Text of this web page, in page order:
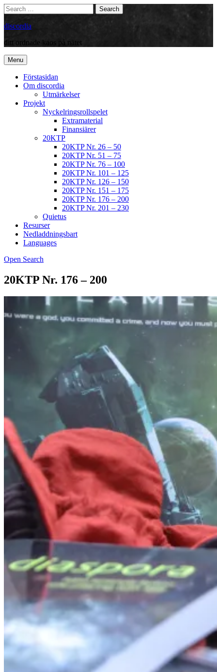
Skip
to
content
Search
Search
for:
discordia
ditt ordnade kaos på nätet
Menu
Förstasidan
Om discordia
Utmärkelser
Projekt
Nyckelringsrollspelet
Extramaterial
Finansiärer
20KTP
20KTP Nr. 26 – 50
20KTP Nr. 51 – 75
20KTP Nr. 76 – 100
20KTP Nr. 101 – 125
20KTP Nr. 126 – 150
20KTP Nr. 151 – 175
20KTP Nr. 176 – 200
20KTP Nr. 201 – 230
Quietus
Resurser
Nedladdningsbart
Languages
Open Search
20KTP Nr. 176 – 200